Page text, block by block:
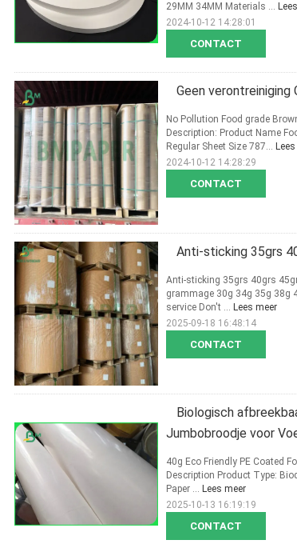
CONTACT
29MM 34MM Materials ...
2024-10-12 14:28:01
Geen
CONTACT
No Pollution Food grade
Description: Product Name
Regular Sheet Size 787...
2024-10-12 14:28:29
Anti-sticking 35grs
CONTACT
Anti-sticking 35grs 40grs
grammage 30g 34g 35g 38g
service Don't ... Lees meer
2025-09-18 16:48:14
Biologisch
Jumbobroodje voor
CONTACT
40g Eco Friendly PE Coated
Description Product Type:
Paper ... Lees meer
2025-10-13 16:19:19